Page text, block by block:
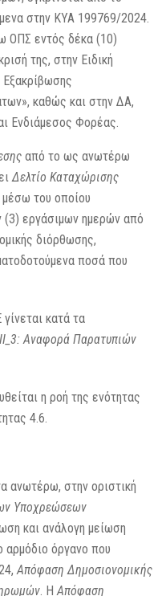
στην ΚΥΑ 199769/2024.
ΟΠΣ εντός δέκα (10)
της, στην Ειδική
καθώς και στην ΔΑ,
Ενδιάμεσος Φορέας.
από το ως ανωτέρω
Δελτίο Καταχώρισης
μέσω του οποίου
(3) εργάσιμων ημερών από
διόρθωσης,
ποσά που
κατά τα
Αναφορά Παρατυπιών
η ροή της ενότητας
4.6.
ανωτέρω, στην οριστική
Υποχρεώσεων
και ανάλογη μείωση
αρμόδιο όργανο που
Απόφαση Δημοσιονομικής
. ΗΑπόφαση